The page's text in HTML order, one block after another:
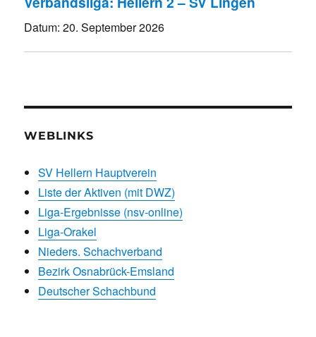
Datum:20. September 2026
WEBLINKS
SV Hellern Hauptverein
Liste der Aktiven (mit DWZ)
Liga-Ergebnisse (nsv-online)
Liga-Orakel
Nieders. Schachverband
Bezirk Osnabrück-Emsland
Deutscher Schachbund